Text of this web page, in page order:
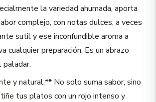
la variedad ahumada, aporta
complejo, con notas dulces, a veces
sutil y ese inconfundible aroma a
cualquier preparación. Es un abrazo
paladar.
y natural:** No solo suma sabor, sino
tus platos con un rojo intenso y